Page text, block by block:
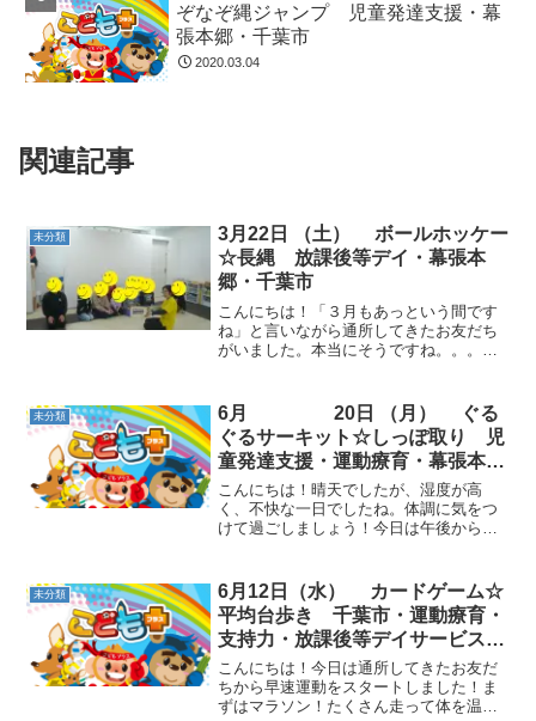
ぞなぞ縄ジャンプ 児童発達支援・幕
張本郷・千葉市
2020.03.04
関連記事
未分類
3月22日 （土） ボールホッケー
☆長縄 放課後等デイ・幕張本
郷・千葉市
こんにちは！「３月もあっという間です
ね」と言いながら通所してきたお友だち
がいました。本当にそうですね。。。今
乗り、バランスポーズをしました。お友
だちと平均台を隣同士に...
未分類
6月 20日 （月） ぐる
ぐるサーキット☆しっぽ取り 児
童発達支援・運動療育・幕張本
郷・千葉市
こんにちは！晴天でしたが、湿度が高
く、不快な一日でしたね。体調に気をつ
けて過ごしましょう！今日は午後からお
示を聞いて動きました。小学生は平均
台、幼稚園、保育園生はフー...
未分類
6月12日（水） カードゲーム☆
平均台歩き 千葉市・運動療育・
支持力・放課後等デイサービス・
児童発達支援
こんにちは！今日は通所してきたお友だ
ちから早速運動をスタートしました！ま
ずはマラソン！たくさん走って体を温め